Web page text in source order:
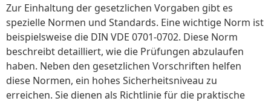
Zur Einhaltung der gesetzlichen Vorgaben gibt es
spezielle Normen und Standards. Eine wichtige Norm ist
beispielsweise die DIN VDE 0701-0702. Diese Norm
beschreibt detailliert, wie die Prüfungen abzulaufen
haben. Neben den gesetzlichen Vorschriften helfen
diese Normen, ein hohes Sicherheitsniveau zu
erreichen. Sie dienen als Richtlinie für die praktische